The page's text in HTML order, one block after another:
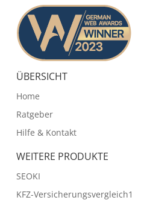
ÜBERSICHT
Home
Ratgeber
Hilfe & Kontakt
WEITERE PRODUKTE
SEOKI
KFZ-Versicherungsvergleich1